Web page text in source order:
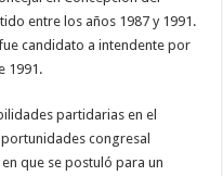
entre los años 1987 y 1991.
candidato a intendente por
1991.
partidarias en el
congresal
que se postuló para un